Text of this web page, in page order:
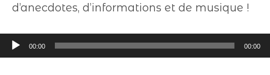
d’anecdotes, d’informations et de musique !
Lecteur
audio
00:00 00:00